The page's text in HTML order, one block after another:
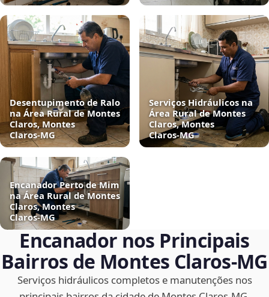
Desentupimento de Ralo
na Área Rural de Montes
Claros, Montes
Claros‑MG
Serviços Hidráulicos na
Área Rural de Montes
Claros, Montes
Claros‑MG
Encanador Perto de Mim
na Área Rural de Montes
Claros, Montes
Claros‑MG
Encanador nos Principais
Bairros de Montes Claros‑MG
Serviços hidráulicos completos e manutenções nos